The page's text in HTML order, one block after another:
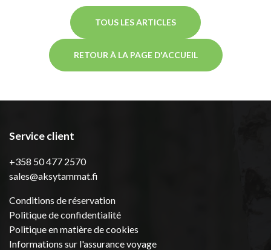
TOUS LES ARTICLES
RETOUR À LA PAGE D'ACCUEIL
Service client
+358 50 477 2570
sales@aksytammat.fi
Conditions de réservation
Politique de confidentialité
Politique en matière de cookies
Informations sur l'assurance voyage